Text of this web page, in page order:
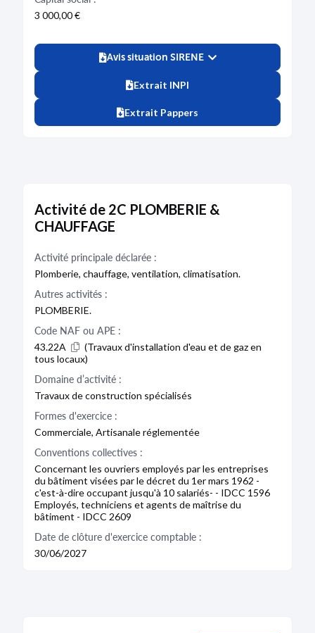
3 000,00 €
Avis situation SIRENE
Extrait INPI
Extrait Pappers
Activité de 2C PLOMBERIE &
CHAUFFAGE
Activité principale déclarée :
Plomberie, chauffage, ventilation, climatisation.
Autres activités :
PLOMBERIE.
Code NAF ou APE :
43.22A
(Travaux d'installation d'eau et de gaz en
tous locaux)
Domaine d’activité :
Travaux de construction spécialisés
Formes d'exercice :
Commerciale, Artisanale réglementée
Conventions collectives :
Concernant les ouvriers employés par les entreprises
du bâtiment visées par le décret du 1er mars 1962 -
c'est-à-dire occupant jusqu'à 10 salariés- - IDCC 1596
Employés, techniciens et agents de maîtrise du
bâtiment - IDCC 2609
Date de clôture d'exercice comptable :
30/06/2027